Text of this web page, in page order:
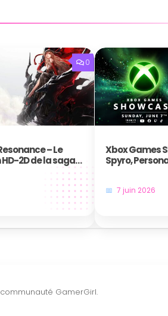
0
– Le
2D de la saga
Direct
Xbox Games
Spyro,
7 juin 2026